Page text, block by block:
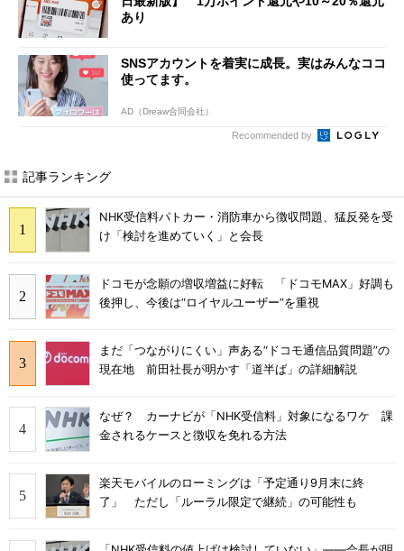
あり
SNSアカウントを着実に成長。実はみんなココ
使ってます。
AD（Dreaw合同会社）
Recommended by
記事ランキング
NHK受信料パトカー・消防車から徴収問題、猛反発を受
け「検討を進めていく」と会長
ドコモが念願の増収増益に好転 「ドコモMAX」好調も
後押し、今後は“ロイヤルユーザー”を重視
まだ「つながりにくい」声ある“ドコモ通信品質問題”の
現在地 前田社長が明かす「道半ば」の詳細解説
なぜ？ カーナビが「NHK受信料」対象になるワケ 課
金されるケースと徴収を免れる方法
楽天モバイルのローミングは「予定通り9月末に終
了」 ただし「ルーラル限定で継続」の可能性も